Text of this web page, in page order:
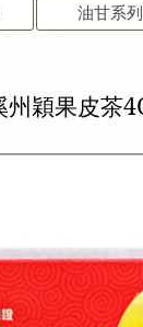
油甘系列
穎果皮茶